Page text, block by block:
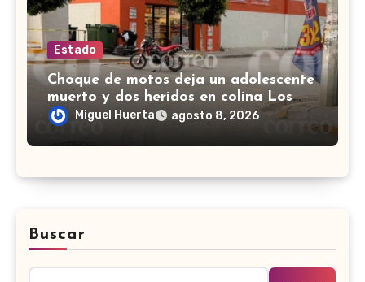
Estado
Choque de motos deja un adolescente
muerto y dos heridos en colina Los
Presidentes, en León
Miguel Huerta agosto 8, 2026
Buscar